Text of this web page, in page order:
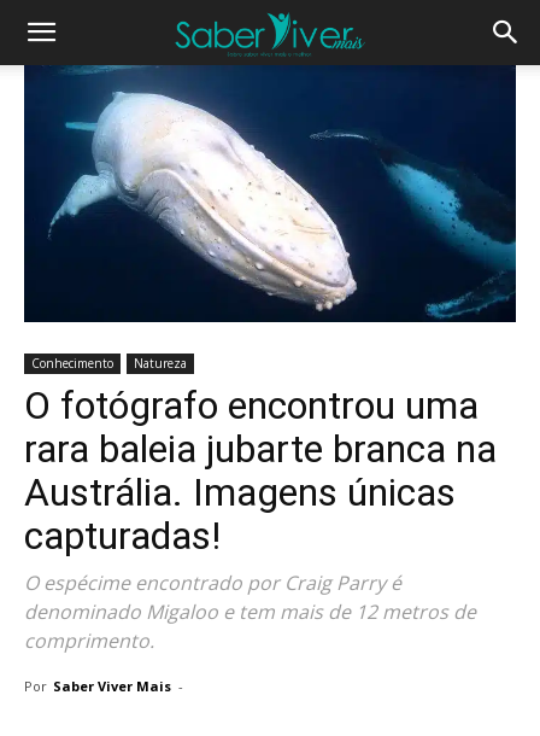
Conhecimento Natureza
O fotógrafo encontrou uma
rara baleia jubarte branca na
Austrália. Imagens únicas
capturadas!
O espécime encontrado por Craig Parry é
denominado Migaloo e tem mais de 12 metros de
comprimento.
Por Saber Viver Mais -